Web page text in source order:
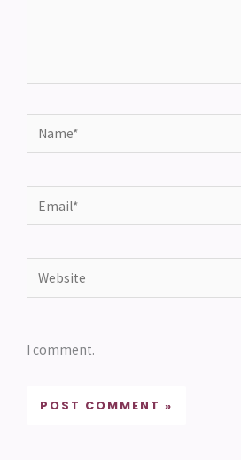
Name*
Email*
Website
I comment.